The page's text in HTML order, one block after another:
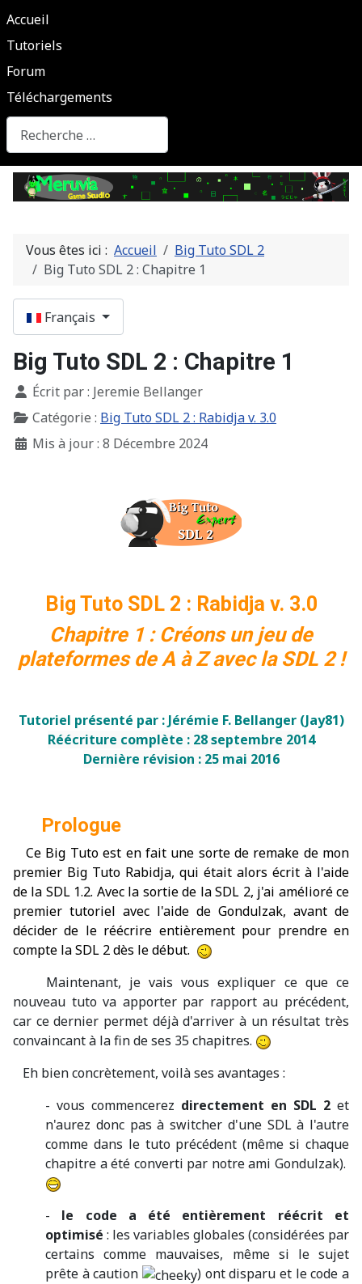
Accueil
Tutoriels
Forum
Téléchargements
Rechercher
Vous êtes ici : Accueil
Big Tuto SDL 2
Big Tuto SDL 2 : Chapitre 1
Français
Big Tuto SDL 2 : Chapitre 1
Détails
Écrit par : Jeremie Bellanger
Catégorie : Big Tuto SDL 2 : Rabidja v. 3.0
Mis à jour : 8 Décembre 2024
Big Tuto SDL 2 : Rabidja v. 3.0
Chapitre 1 : Créons un jeu de
plateformes de A à Z avec la SDL 2 !
Tutoriel présenté par : Jérémie F. Bellanger (Jay81)
Réécriture complète : 28 septembre 2014
Dernière révision : 25 mai 2016
Prologue
Ce Big Tuto est en fait une sorte de remake de mon
premier Big Tuto Rabidja, qui était alors écrit à l'aide
de la SDL 1.2. Avec la sortie de la SDL 2, j'ai amélioré ce
premier tutoriel avec l'aide de Gondulzak, avant de
décider de le réécrire entièrement pour prendre en
compte la SDL 2 dès le début.
Maintenant, je vais vous expliquer ce que ce
nouveau tuto va apporter par rapport au précédent,
car ce dernier permet déjà d'arriver à un résultat très
convaincant à la fin de ses 35 chapitres.
Eh bien concrètement, voilà ses avantages :
- vous commencerez directement en SDL 2 et
n'aurez donc pas à switcher d'une SDL à l'autre
comme dans le tuto précédent (même si chaque
chapitre a été converti par notre ami Gondulzak).
- le code a été entièrement réécrit et
optimisé : les variables globales (considérées par
certains comme mauvaises, même si le sujet
prête à caution
) ont disparu et le code a